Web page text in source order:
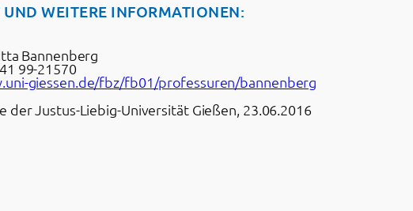
UND WEITERE INFORMATIONEN:
Bannenberg
99-21570
giessen.de/fbz/fb01/professuren/bannenberg
der Justus-Liebig-Universität Gießen, 23.06.2016